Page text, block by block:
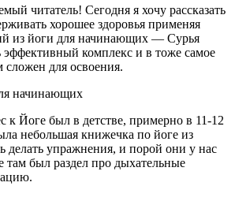
читатель! Сегодня я хочу рассказать
хорошее здоровья применяя
из йоги для начинающих — Сурья
комплекс и в тоже самое
для освоения.
к Йоге был в детстве, примерно в 11-12
небольшая книжечка по йоге из
делать упражнения, и порой они у нас
там был раздел про дыхательные